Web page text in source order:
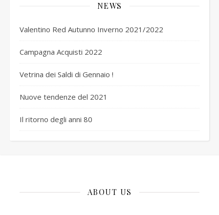
NEWS
Valentino Red Autunno Inverno 2021/2022
Campagna Acquisti 2022
Vetrina dei Saldi di Gennaio !
Nuove tendenze del 2021
Il ritorno degli anni 80
ABOUT US